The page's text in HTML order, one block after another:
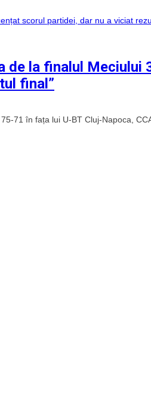
de la finalul Meciului
final”
71 în fața lui U-BT Cluj-Napoca,